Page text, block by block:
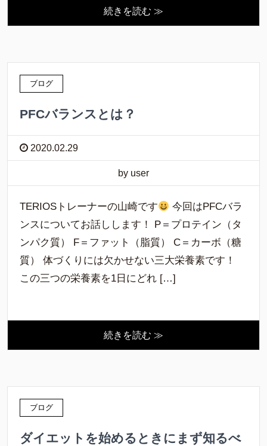
続きを読む ≫
ブログ
PFCバランスとは？
2020.02.29
by user
TERIOSトレーナーの山崎です
今回はPFCバラ
ンスについてお話しします！ P＝プロテイン（タ
ンパク質） F＝ファット（脂質） C＝カーボ（糖
質） 体づくりには欠かせない三大栄養素です！
この三つの栄養素を1日にどれ […]
続きを読む ≫
ブログ
ダイエットを始めるときにまず知るべ